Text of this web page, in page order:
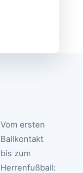
Vom ersten
Ballkontakt
bis zum
Herrenfußball: